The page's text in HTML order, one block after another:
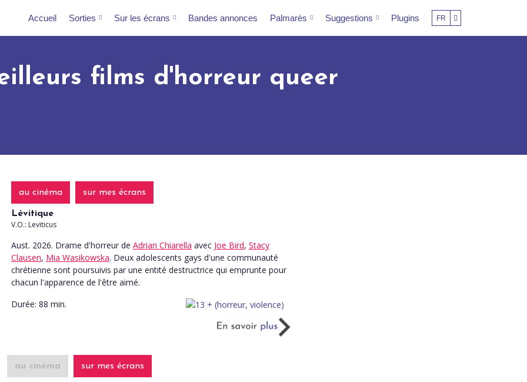
Accueil Sorties Sur les écrans Bandes annonces Palmarès Suggestions Plugins FR
films d'horreur queer
au cinéma sur mes écrans
Lévitique
V.O.: Leviticus
Aust. 2026. Drame d'horreur de Adrian Chiarella avec Joe Bird, Stacy
Clausen, Mia Wasikowska. Deux adolescents gays d'une communauté
chrétienne sont poursuivis par une entité destructrice qui emprunte pour
chacun l'apparence de l'être aimé.
Durée: 88 min.
au cinéma sur mes écrans